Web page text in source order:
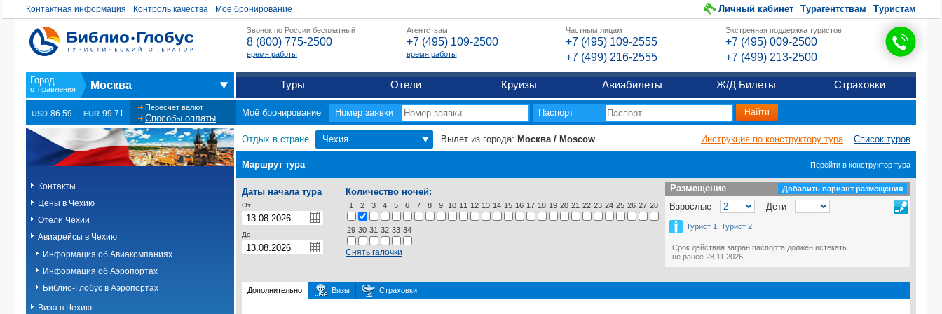
Контактная информация Контроль качества Моё бронирование Личный кабинет Турагентствам Туристам
Звонок по России бесплатный
8 (800) 775-2500
время работы
Агентствам
+7 (495) 109-2500
время работы
Частным лицам
+7 (495) 109-2555
+7 (499) 216-2555
Экстренная поддержка туристов
+7 (495) 009-2500
+7 (499) 213-2500
Москва Туры Отели Круизы Авиабилеты Ж/Д Билеты Страховки
USD 86.59 EUR 99.71
Пересчет валют
Способы оплаты
Моё бронирование Номер заявки Паспорт
Контакты
Цены в Чехию
Отели Чехии
Авиарейсы в Чехию
Информация об Авиакомпаниях
Информация об Аэропортах
Библио-Глобус в Аэропортах
Виза в Чехию
Отдых в стране Чехия Вылет из города: Москва / Moscow Инструкция по конструктору тура Список туров
Маршрут тура Перейти в конструктор тура
Даты начала тура
От
До
Размещение
Размещение Добавить вариант размещения
Взрослые Дети
Турист 1, Турист 2
Срок действия загран паспорта должен истекать
не ранее 28.11.2026
Количество ночей:
1 2 3 4 5 6 7 8 9 10 11 12 13 14 15 16 17 18 19 20 21 22 23 24 25 26 27 28
29 30 31 32 33 34
Снять галочки
Дополнительно Визы Страховки